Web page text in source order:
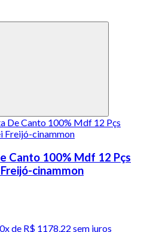
Canto 100% Mdf 12 Pçs
cinammon
de R$ 1178,22 sem juros